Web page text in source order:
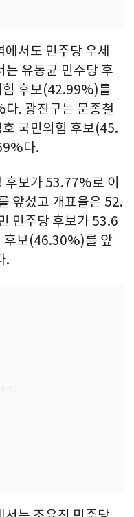
서도 민주당 우세
는 유동균 민주당 후
후보(42.99%)를
. 광진구는 문종철
국민의힘 후보(45.
다.
후보가 53.77%로 이
앞섰고 개표율은 52.
민주당 후보가 53.6
후보(46.30%)를 앞
.